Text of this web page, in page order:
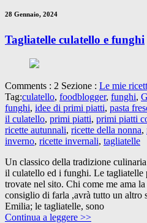
28 Gennaio, 2024
Tagliatelle culatello e funghi
Comments : 2 Sezione : Le mie
Tag:culatello, foodblogger, funghi,
funghi, idee di primi piatti, pasta
il culatello, primi piatti, primi piatti
ricette autunnali, ricette della nonna,
inverno, ricette invernali, tagliatelle
Un classico della tradizione
il culatello ed i funghi. Le tagliatelle
trovate nel sito. Chi come me ama
consiglio di farla ,avrà tutto un altro
Emilia; le tagliatelle, sono
Continua a leggere >>